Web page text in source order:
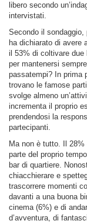
libero secondo
intervistati.
Secondo il
ha dichiarato di avere
il 53% di coltivare
per mantenersi
passatempi? In prima
trovano le famose
svolge almeno
incrementa il proprio
prendendosi la
partecipanti.
Ma non è tutto. Il
parte del proprio
bar di quartiere.
chiacchierare e
trascorrere momenti
davanti a una buona
cinema (6%) e di
d’avventura, di